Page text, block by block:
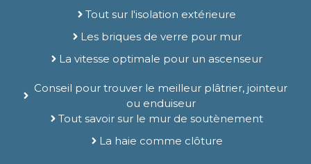
Tout sur l'isolation extérieure
Les briques de verre pour mur
La vitesse optimale pour un ascenseur
Conseil pour trouver le meilleur plâtrier, jointeur
ou enduiseur
Tout savoir sur le mur de soutènement
La haie comme clôture